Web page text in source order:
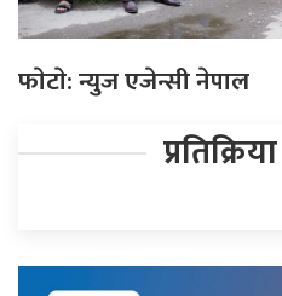
फाेटाे: न्युज एजेन्सी नेपाल